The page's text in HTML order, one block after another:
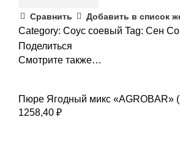
Сравнить Добавить в список
Category: Соус соевый Tag: Сен
Поделиться
Смотрите также…
Пюре Ягодный микс «AGROBAR»
1258,40 ₽